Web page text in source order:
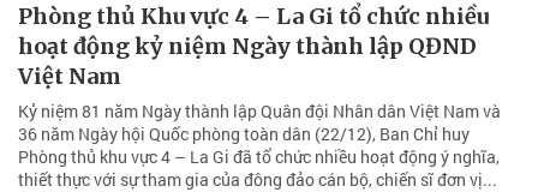
Phòng thủ Khu vực 4 – La Gi tổ chức nhiều
hoạt động kỷ niệm Ngày thành lập QĐND
Việt Nam
Kỷ niệm 81 năm Ngày thành lập Quân đội Nhân dân Việt Nam và
36 năm Ngày hội Quốc phòng toàn dân (22/12), Ban Chỉ huy
Phòng thủ khu vực 4 – La Gi đã tổ chức nhiều hoạt động ý nghĩa,
thiết thực với sự tham gia của đông đảo cán bộ, chiến sĩ đơn vị...